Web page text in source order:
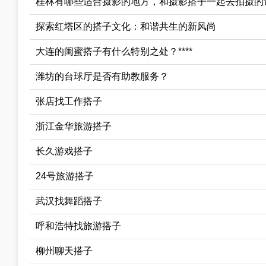
探索红塔区的搭子文化：和谐共生的新风尚
大连的闺蜜搭子有什么特别之处？****
潍坊的台球厅是否有助教服务？
张店找工作搭子
浙江金华旅游搭子
长久游戏搭子
24号旅游搭子
武汉找舞蹈搭子
呼和浩特找旅游搭子
柳州聊天搭子